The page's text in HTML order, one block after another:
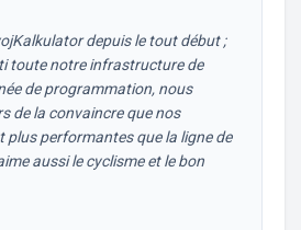
depuis le tout début ;
toute notre infrastructure de
de programmation, nous
de la convaincre que nos
plus performantes que la ligne de
aussi le cyclisme et le bon